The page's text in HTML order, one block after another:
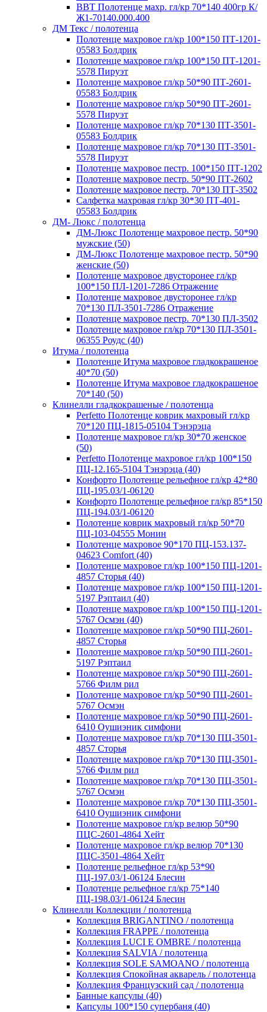
ВВТ Полотенце махр. гл/кр 70*140 400гр К/
Ж1-70140.000.400
ДМ Текс / полотенца
Полотенце махровое гл/кр 100*150 ПТ-1201-
05583 Болдрик
Полотенце махровое гл/кр 100*150 ПТ-1201-
5578 Пируэт
Полотенце махровое гл/кр 50*90 ПТ-2601-
05583 Болдрик
Полотенце махровое гл/кр 50*90 ПТ-2601-
5578 Пируэт
Полотенце махровое гл/кр 70*130 ПТ-3501-
05583 Болдрик
Полотенце махровое гл/кр 70*130 ПТ-3501-
5578 Пируэт
Полотенце махровое пестр. 100*150 ПТ-1202
Полотенце махровое пестр. 50*90 ПТ-2602
Полотенце махровое пестр. 70*130 ПТ-3502
Салфетка махровая гл/кр 30*30 ПТ-401-
05583 Болдрик
ДМ- Люкс / полотенца
ДМ-Люкс Полотенце махровое пестр. 50*90
мужские (50)
ДМ-Люкс Полотенце махровое пестр. 50*90
женские (50)
Полотенце махровое двусторонее гл/кр
100*150 ПЛ-1201-7286 Отражение
Полотенце махровое двусторонее гл/кр
70*130 ПЛ-3501-7286 Отражение
Полотенце махровое пестр. 70*130 ПЛ-3502
Полотенце махровое гл/кр 70*130 ПЛ-3501-
06355 Роудс (40)
Итума / полотенца
Полотенце Итума махровое гладкокрашеное
40*70 (50)
Полотенце Итума махровое гладкокрашеное
70*140 (50)
Клинелли гладкокрашеные / полотенца
Perfetto Полотенце коврик махровый гл/кр
70*120 ПЦ-1815-05104 Тэнэрэца
Полотенце махровое гл/кр 30*70 женское
(50)
Perfetto Полотенце махровое гл/кр 100*150
ПЦ-12.165-5104 Тэнэрэца (40)
Конфорто Полотенце рельефное гл/кр 42*80
ПЦ-195.03/1-06120
Конфорто Полотенце рельефное гл/кр 85*150
ПЦ-194.03/1-06120
Полотенце коврик махровый гл/кр 50*70
ПЦ-103-04555 Монин
Полотенце махровое 90*170 ПЦ-153.137-
04623 Comfort (40)
Полотенце махровое гл/кр 100*150 ПЦ-1201-
4857 Сторья (40)
Полотенце махровое гл/кр 100*150 ПЦ-1201-
5197 Рэптаил (40)
Полотенце махровое гл/кр 100*150 ПЦ-1201-
5767 Осмэн (40)
Полотенце махровое гл/кр 50*90 ПЦ-2601-
4857 Сторья
Полотенце махровое гл/кр 50*90 ПЦ-2601-
5197 Рэптаил
Полотенце махровое гл/кр 50*90 ПЦ-2601-
5766 Филм рил
Полотенце махровое гл/кр 50*90 ПЦ-2601-
5767 Осмэн
Полотенце махровое гл/кр 50*90 ПЦ-2601-
6410 Оушиэник симфони
Полотенце махровое гл/кр 70*130 ПЦ-3501-
4857 Сторья
Полотенце махровое гл/кр 70*130 ПЦ-3501-
5766 Филм рил
Полотенце махровое гл/кр 70*130 ПЦ-3501-
5767 Осмэн
Полотенце махровое гл/кр 70*130 ПЦ-3501-
6410 Оушиэник симфони
Полотенце махровое гл/кр велюр 50*90
ПЦС-2601-4864 Хейт
Полотенце махровое гл/кр велюр 70*130
ПЦС-3501-4864 Хейт
Полотенце рельефное гл/кр 53*90
ПЦ-197.03/1-06124 Блесин
Полотенце рельефное гл/кр 75*140
ПЦ-198.03/1-06124 Блесин
Клинелли Коллекции / полотенца
Коллекция BRIGANTINO / полотенца
Коллекция FRAPPE / полотенца
Коллекция LUCI E OMBRE / полотенца
Коллекция SALVIA / полотенца
Коллекция SOLE SAMOANO / полотенца
Коллекция Спокойная акварель / полотенца
Коллекция Французский сад / полотенца
Банные капсулы (40)
Капсулы 100*150 супербаня (40)